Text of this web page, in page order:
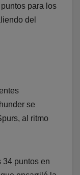
para los
del
se
al ritmo
34 puntos en